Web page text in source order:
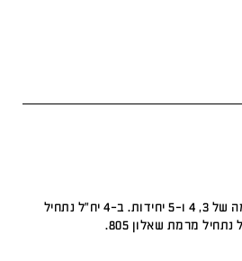
אנקורי מציעה קורסים ברמה של 3, 4 ו-5 יחידות. ב-4 יח"ל נתחיל